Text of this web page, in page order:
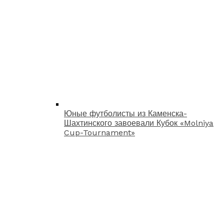
Юные футболисты из Каменска-
Шахтинского завоевали Кубок «Molniya
Cup-Tournament»